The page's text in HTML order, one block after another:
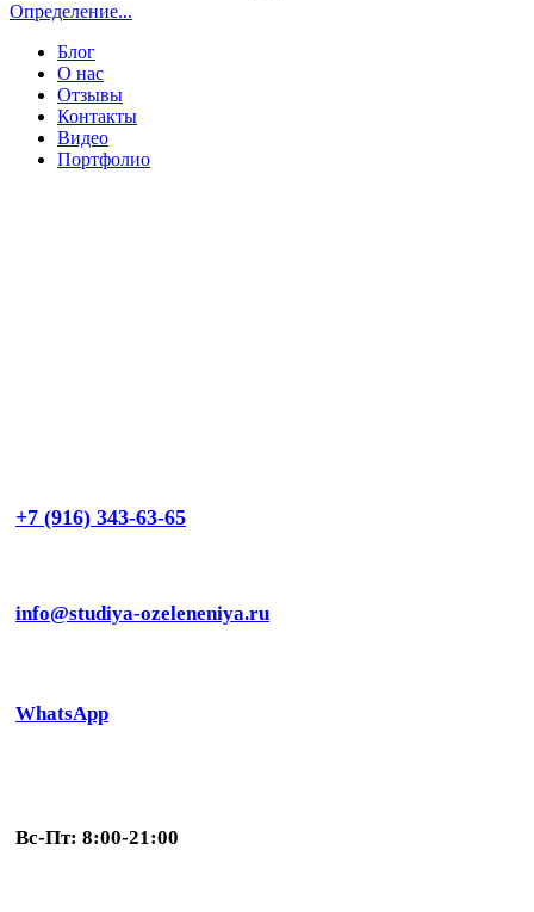
Определение...
Блог
О нас
Отзывы
Контакты
Видео
Портфолио
+7 (916) 343-63-65
info@studiya-ozeleneniya.ru
WhatsApp
Вс-Пт: 8:00-21:00